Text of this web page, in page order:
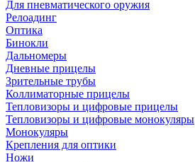
Для пневматического оружия
Релоадинг
Оптика
Бинокли
Дальномеры
Дневные прицелы
Зрительные трубы
Коллиматорные прицелы
Тепловизоры и цифровые прицелы
Тепловизоры и цифровые монокуляры
Монокуляры
Крепления для оптики
Ножи